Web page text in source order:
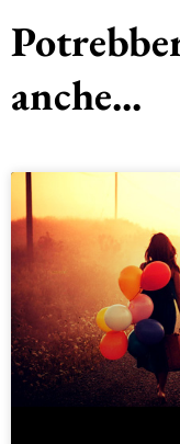
anche...